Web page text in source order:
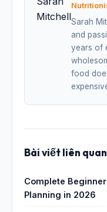
Sarah
and
years of
food
Bài viết liên
Complete
Planning in 2026